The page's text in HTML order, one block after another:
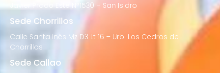
Javier Prado Este N°1530 – San Isidro
Sede Chorrillos
Calle Santa Inés Mz D3 Lt 16 – Urb. Los Cedros de
Chorrillos
Sede Callao